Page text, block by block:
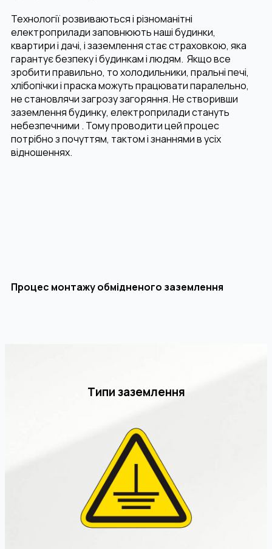
Технології розвиваються і різноманітні
електроприлади заповнюють наші будинки,
квартири і дачі, і заземлення стає страховкою, яка
гарантує безпеку і будинкам і людям. Якщо все
зробити правильно, то холодильники, пральні печі,
хлібопічки і праска можуть працювати паралельно,
не становлячи загрозу загоряння. Не створивши
заземлення будинку, електроприлади стануть
небезпечними . Тому проводити цей процес
потрібно з почуттям, тактом і знаннями в усіх
відношеннях.
Процес монтажу обмідненого заземлення
Типи заземлення